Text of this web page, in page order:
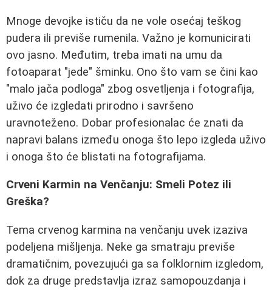
Mnoge devojke ističu da ne vole osećaj teškog
pudera ili previše rumenila. Važno je komunicirati
ovo jasno. Međutim, treba imati na umu da
fotoaparat "jede" šminku. Ono što vam se čini kao
"malo jača podloga" zbog osvetljenja i fotografija,
uživo će izgledati prirodno i savršeno
uravnoteženo. Dobar profesionalac će znati da
napravi balans između onoga što lepo izgleda uživo
i onoga što će blistati na fotografijama.
Crveni Karmin na Venčanju: Smeli Potez ili
Greška?
Tema crvenog karmina na venčanju uvek izaziva
podeljena mišljenja. Neke ga smatraju previše
dramatičnim, povezujući ga sa folklornim izgledom,
dok za druge predstavlja izraz samopouzdanja i